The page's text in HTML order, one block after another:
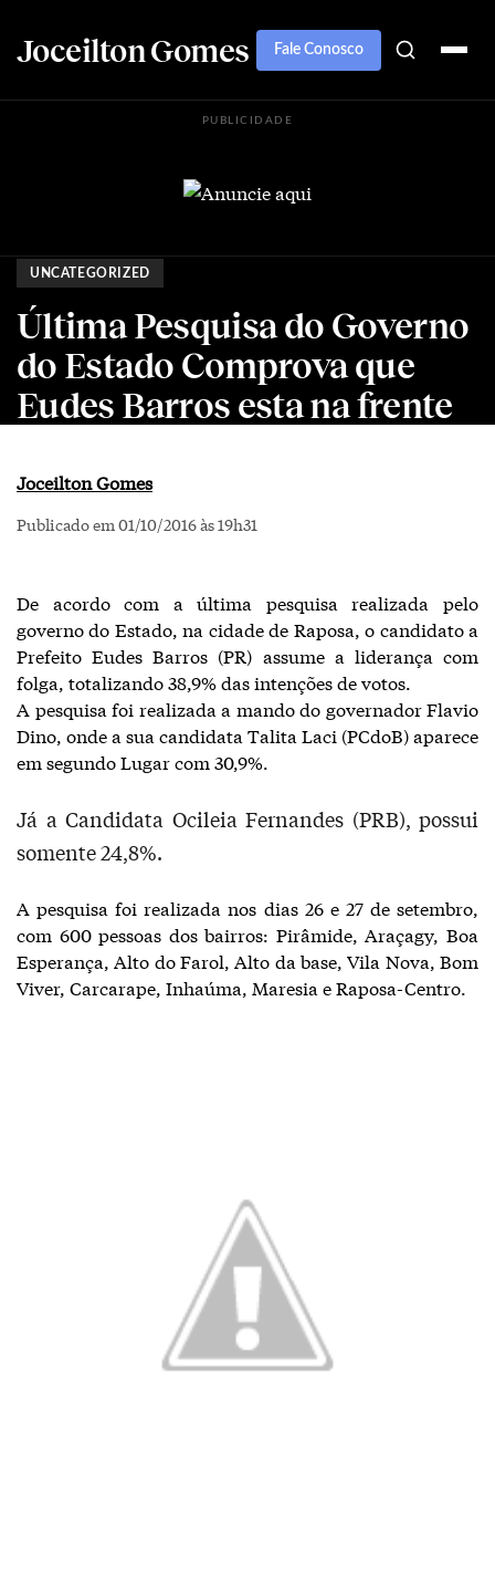
Joceilton Gomes Fale Conosco
PUBLICIDADE
UNCATEGORIZED
Última Pesquisa do Governo
do Estado Comprova que
Eudes Barros esta na frente
Joceilton Gomes
Publicado em 01/10/2016 às 19h31
De acordo com a última pesquisa realizada pelo
governo do Estado, na cidade de Raposa, o candidato a
Prefeito Eudes Barros (PR) assume a liderança com
folga, totalizando 38,9% das intenções de votos.
A pesquisa foi realizada a mando do governador Flavio
Dino, onde a sua candidata Talita Laci (PCdoB) aparece
em segundo Lugar com 30,9%.
Já a Candidata Ocileia Fernandes (PRB), possui
somente 24,8%.
A pesquisa foi realizada nos dias 26 e 27 de setembro,
com 600 pessoas dos bairros: Pirâmide, Araçagy, Boa
Esperança, Alto do Farol, Alto da base, Vila Nova, Bom
Viver, Carcarape, Inhaúma, Maresia e Raposa-Centro.